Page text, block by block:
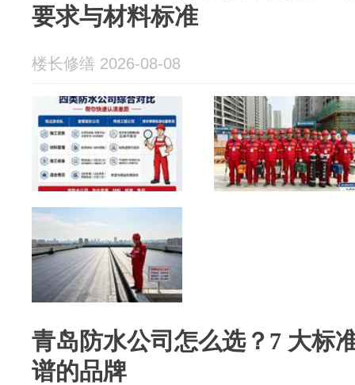
要求与材料标准
楼长修缮 2026-08-08
青岛防水公司怎么选？7 大标
谱的品牌